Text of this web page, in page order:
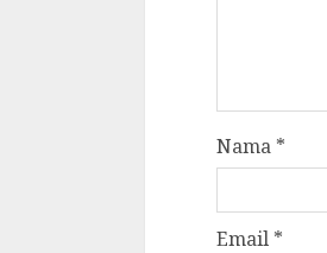
Nama *
Email *